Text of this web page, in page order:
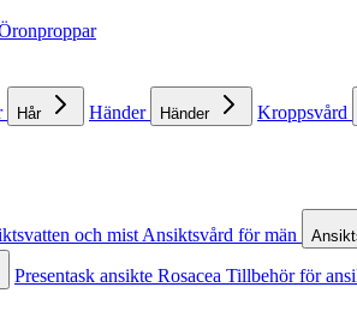
Hår Händer Händer Kroppsvård
och mist Ansiktsvård för män
Presentask ansikte Rosacea Tillbehör för